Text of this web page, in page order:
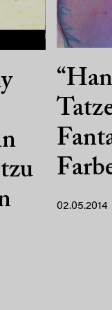
02.05.2014